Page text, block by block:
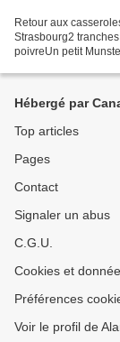
Retour aux
Strasbourg2
poivreUn petit
Hébergé par
Top articles
Pages
Contact
Signaler un abus
C.G.U.
Cookies et
Préférences
Voir le profil de